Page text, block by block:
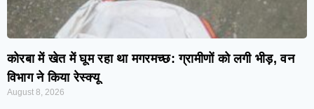
कोरबा में खेत में घूम रहा था मगरमच्छ: ग्रामीणों को लगी भीड़, वन
विभाग ने किया रेस्क्यू
August 8, 2026